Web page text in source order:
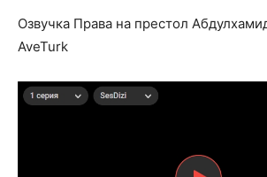
Озвучка Права на престол
AveTurk